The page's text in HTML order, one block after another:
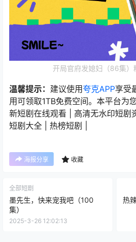
开局官府发媳妇（86集）
温馨提示： 建议使用夸克APP享受
用可领取1TB免费空间。本平台为
新短剧在线观看 | 高清无水印短剧
短剧大全 | 热榜短剧 |
海报分享 收藏
全部短剧
墨先生，快来宠我吧（100
集）
2025-3-26 12:02:13
热